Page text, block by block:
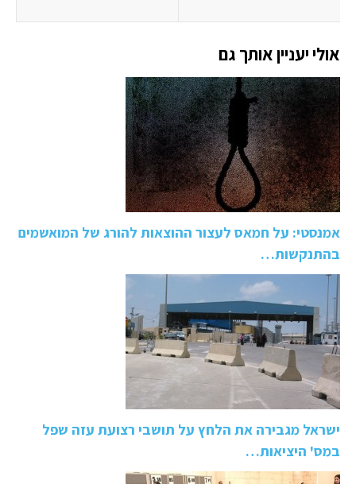
אולי יעניין אותך גם
אמנסטי: על חמאס לעצור ההוצאות להורג של המואשמים
בהתנקשות…
ישראל מגבירה את הלחץ על תושבי רצועת עזה שפל
במס' היציאות…